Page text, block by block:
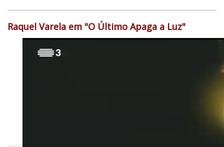
Raquel Varela em "O Último Apaga a Luz"